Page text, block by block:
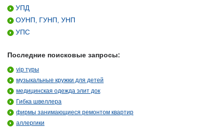
УПД
ОУНП, ГУНП, УНП
УПС
Последние поисковые запросы:
vip туры
музыкальные кружки для детей
медицинская одежда элит док
Гибка швеллера
фирмы занимающиеся ремонтом квартир
аллергики